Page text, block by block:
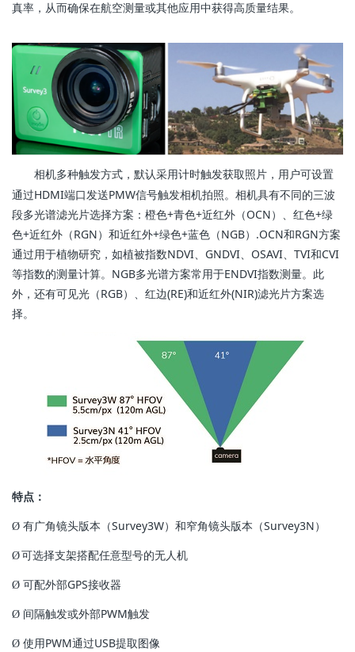
真率，从而确保在航空测量或其他应用中获得高质量结果。
相机多种触发方式，默认采用计时触发获取照片，用户可设置
通过HDMI端口发送PMW信号触发相机拍照。相机具有不同的三波
段多光谱滤光片选择方案：橙色+青色+近红外（OCN）、红色+绿
色+近红外（RGN）和近红外+绿色+蓝色（NGB）.OCN和RGN方案
通过用于植物研究，如植被指数NDVI、GNDVI、OSAVI、TVI和CVI
等指数的测量计算。NGB多光谱方案常用于ENDVI指数测量。此
外，还有可见光（RGB）、红边(RE)和近红外(NIR)滤光片方案选
择。
特点：
Ø 有广角镜头版本（Survey3W）和窄角镜头版本（Survey3N）
Ø可选择支架搭配任意型号的无人机
Ø 可配外部GPS接收器
Ø 间隔触发或外部PWM触发
Ø 使用PWM通过USB提取图像